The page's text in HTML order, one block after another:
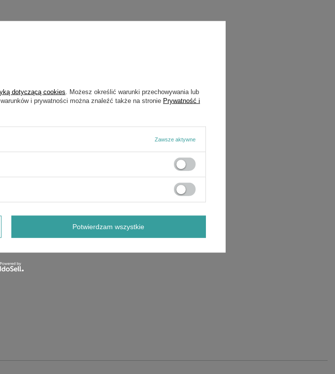
dotyczącą cookies . Możesz określić warunki przechowywania lub
i prywatności można znaleźć także na stronie Prywatność i
Zawsze aktywne
Potwierdzam wszystkie